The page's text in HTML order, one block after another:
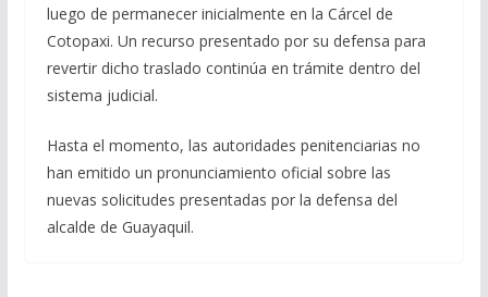
luego de permanecer inicialmente en la Cárcel de
Cotopaxi. Un recurso presentado por su defensa para
revertir dicho traslado continúa en trámite dentro del
sistema judicial.
Hasta el momento, las autoridades penitenciarias no
han emitido un pronunciamiento oficial sobre las
nuevas solicitudes presentadas por la defensa del
alcalde de Guayaquil.